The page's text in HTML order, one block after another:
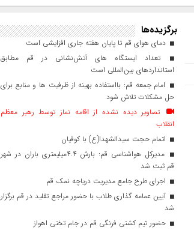
برگزیده‌ها
دمای هوای قم تا پایان هفته جاری افزایشی است
تعداد ایستگاه های آتش‌نشانی در قم مطابق
استانداردهای بین‌المللی است
امام جمعه قم: بااستفاده بهینه از ظرفیت ها و منابع برای
حل مشکلات تلاش شود
تصاویر دیده نشده از اقامه نماز توسط رهبر معظم
انقلاب
اتمام حجت سیدالشهدا(ع) با کوفیان
مدیرکل هواشناسی قم: بارش ۴.۴میلیمتری باران در شهر
قم ثبت شد
اجرای طرح جامع مدیریت دریاچه نمک قم
آیین عمامه گذاری طلاب با حضور مراجع تقلید در قم برگزار
شد
حضور تیم کشتی فرنگی قم در جام تختی اهواز